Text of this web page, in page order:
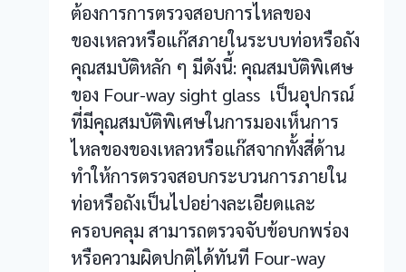
ต้องการการตรวจสอบการไหลของ
ของเหลวหรือแก๊สภายในระบบท่อหรือถัง
คุณสมบัติหลัก ๆ มีดังนี้: คุณสมบัติพิเศษ
ของ Four-way sight glass เป็นอุปกรณ์
ที่มีคุณสมบัติพิเศษในการมองเห็นการ
ไหลของของเหลวหรือแก๊สจากทั้งสี่ด้าน
ทำให้การตรวจสอบกระบวนการภายใน
ท่อหรือถังเป็นไปอย่างละเอียดและ
ครอบคลุม สามารถตรวจจับข้อบกพร่อง
หรือความผิดปกติได้ทันที Four-way